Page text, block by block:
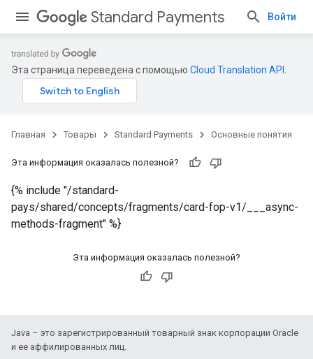
Standard Payments Войти
Эта страница переведена с помощью Cloud Translation API
Главная Товары Standard Payments Основные понятия
Эта информация оказалась полезной?
{% include "/standard-
pays/shared/concepts/fragments/card-fop-v1/___async-
methods-fragment" %}
Эта информация оказалась полезной?
Java – это зарегистрированный товарный знак корпорации Oracle
и ее аффилированных лиц.